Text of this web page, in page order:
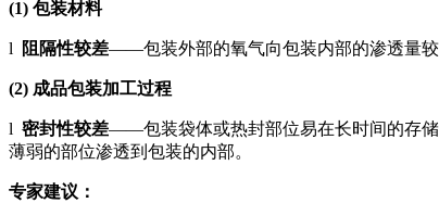
(1) 包装材料
l 阻隔性较差——包装外部的氧气向包装内部的渗透量较
(2) 成品包装加工过程
l 密封性较差——包装袋体或热封部位易在长时间的存储
薄弱的部位渗透到包装的内部。
专家建议：